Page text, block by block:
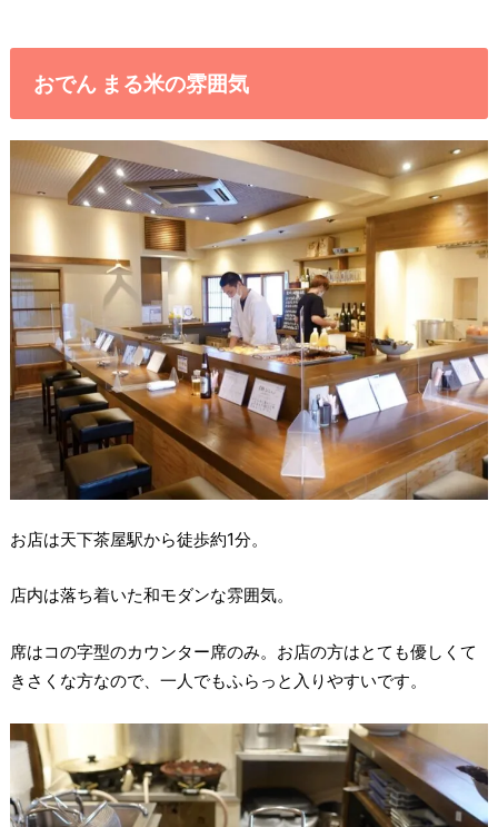
おでん まる米の雰囲気
お店は天下茶屋駅から徒歩約1分。
店内は落ち着いた和モダンな雰囲気。
席はコの字型のカウンター席のみ。お店の方はとても優しくて
きさくな方なので、一人でもふらっと入りやすいです。